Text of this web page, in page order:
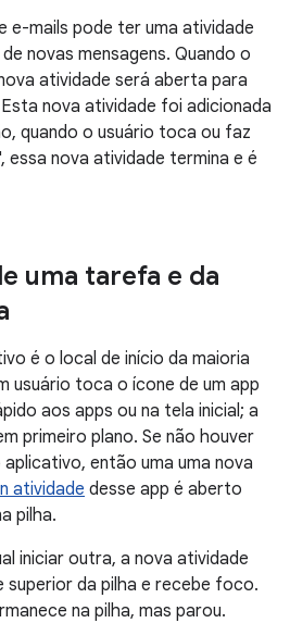
e-mails pode ter uma atividade
novas mensagens. Quando o
atividade será aberta para
nova atividade foi adicionada
quando o usuário toca ou faz
nova atividade termina e é
uma tarefa e da
é o local de início da maioria
usuário toca o ícone de um app
aos apps ou na tela inicial; a
primeiro plano. Se não houver
então uma uma nova
atividade desse app é aberto
pilha.
iniciar outra, a nova atividade
da pilha e recebe foco.
na pilha, mas parou.